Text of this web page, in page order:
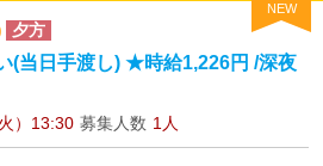
NEW
夕方
(当日手渡し) ★時給1,226円 /深夜
）13:30 募集人数 1人